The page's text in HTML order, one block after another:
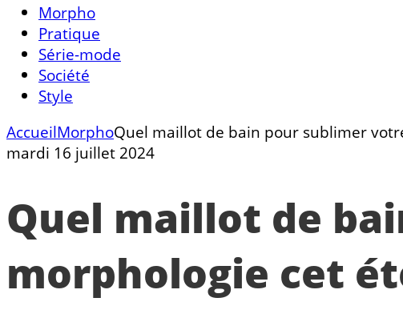
Morpho
Pratique
Série-mode
Société
Style
AccueilMorphoQuel maillot de bain pour sublimer
mardi 16 juillet 2024
Quel maillot de
morphologie cet